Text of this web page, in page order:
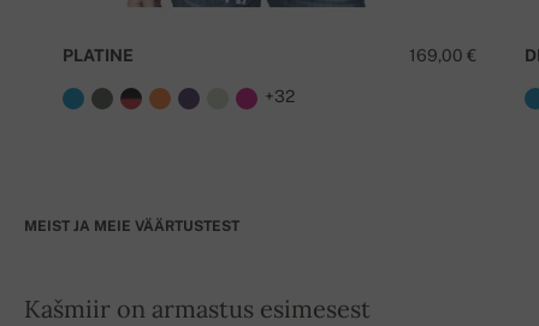
169,00 €
PLATINE
+32
MEIST JA MEIE VÄÄRTUSTEST
Kašmiir on armastus esimesest